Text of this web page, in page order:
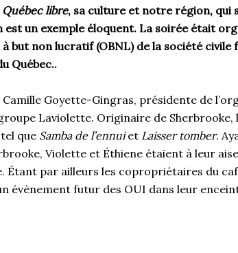
Québec libre, sa culture et notre région, qui
est un exemple éloquent. La soirée était
but non lucratif (OBNL) de la société civile
Québec..
Goyette-Gingras, présidente de
Laviolette. Originaire de Sherbrooke,
que Samba de l’ennuiet Laisser tomber.
Violette et Éthiene étaient à leur
Étant par ailleurs les copropriétaires du
évènement futur des OUI dans leur